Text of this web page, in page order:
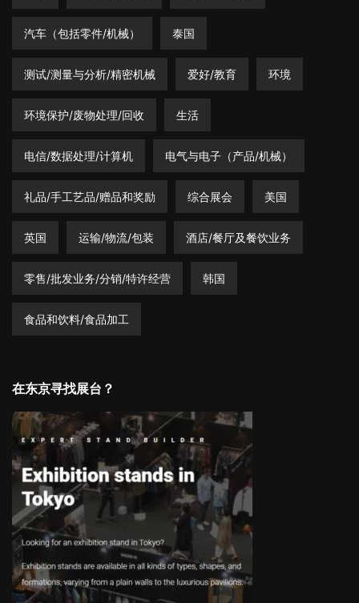
汽车（包括零件/机械） 泰国
测试/测量与分析/精密机械 爱好/教育 环境
环境保护/废物处理/回收 生活
电信/数据处理/计算机 电气与电子（产品/机械）
礼品/手工艺品/赠品和奖励 综合展会 美国
英国 运输/物流/包装 酒店/餐厅及餐饮业务
零售/批发业务/分销/特许经营 韩国
食品和饮料/食品加工
在东京寻找展台？